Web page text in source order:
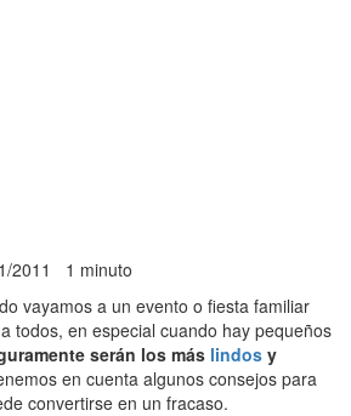
2011 1 minuto
vayamos a un evento o fiesta familiar
a todos, en especial cuando hay pequeños
serán los más lindos y
en cuenta algunos consejos para
convertirse en un fracaso.